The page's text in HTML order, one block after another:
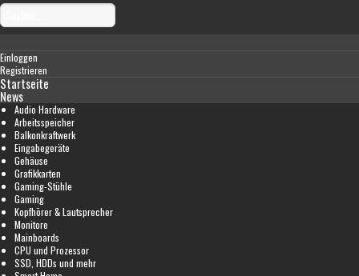
Einloggen
Registrieren
Startseite
News
Audio Hardware
Arbeitsspeicher
Balkonkraftwerk
Eingabegeräte
Gehäuse
Grafikkarten
Gaming-Stühle
Gaming
Kopfhörer & Lautsprecher
Monitore
Mainboards
CPU und Prozessor
SSD, HDDs und mehr